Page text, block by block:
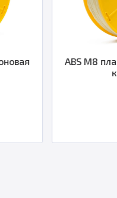
M8 пластик 2,85